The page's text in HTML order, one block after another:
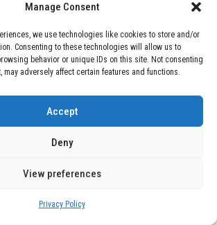
Manage Consent
we use technologies like cookies to store and/or
Consenting to these technologies will allow us to
behavior or unique IDs on this site. Not consenting
may adversely affect certain features and functions.
Accept
Deny
View preferences
Privacy Policy
December 24, 2025
Obligatorias a Partir de
Explosión en Residencia
de Pensilvania Deja al
Dos Víctimas Fatales